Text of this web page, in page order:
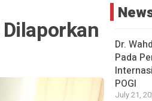
Dr.
Pada
POGI
July 21,